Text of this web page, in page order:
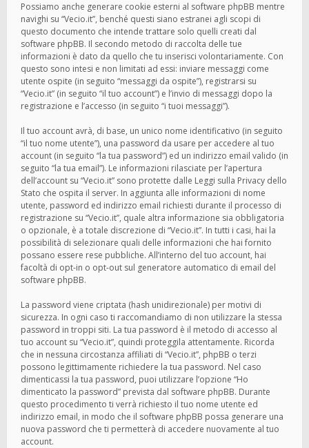
Possiamo anche generare cookie esterni al software phpBB mentre
navighi su “Vecio.it”, benché questi siano estranei agli scopi di
questo documento che intende trattare solo quelli creati dal
software phpBB. Il secondo metodo di raccolta delle tue
informazioni è dato da quello che tu inserisci volontariamente. Con
questo sono intesi e non limitati ad essi: inviare messaggi come
utente ospite (in seguito “messaggi da ospite”), registrarsi su
“Vecio.it” (in seguito “il tuo account”) e l’invio di messaggi dopo la
registrazione e l’accesso (in seguito “i tuoi messaggi”).
Il tuo account avrà, di base, un unico nome identificativo (in seguito
“il tuo nome utente”), una password da usare per accedere al tuo
account (in seguito “la tua password”) ed un indirizzo email valido (in
seguito “la tua email”). Le informazioni rilasciate per l’apertura
dell’account su “Vecio.it” sono protette dalle Leggi sulla Privacy dello
Stato che ospita il server. In aggiunta alle informazioni di nome
utente, password ed indirizzo email richiesti durante il processo di
registrazione su “Vecio.it”, quale altra informazione sia obbligatoria
o opzionale, è a totale discrezione di “Vecio.it”. In tutti i casi, hai la
possibilità di selezionare quali delle informazioni che hai fornito
possano essere rese pubbliche. All’interno del tuo account, hai
facoltà di opt-in o opt-out sul generatore automatico di email del
software phpBB.
La password viene criptata (hash unidirezionale) per motivi di
sicurezza. In ogni caso ti raccomandiamo di non utilizzare la stessa
password in troppi siti. La tua password è il metodo di accesso al
tuo account su “Vecio.it”, quindi proteggila attentamente. Ricorda
che in nessuna circostanza affiliati di “Vecio.it”, phpBB o terzi
possono legittimamente richiedere la tua password. Nel caso
dimenticassi la tua password, puoi utilizzare l’opzione “Ho
dimenticato la password” prevista dal software phpBB. Durante
questo procedimento ti verrà richiesto il tuo nome utente ed
indirizzo email, in modo che il software phpBB possa generare una
nuova password che ti permetterà di accedere nuovamente al tuo
account.